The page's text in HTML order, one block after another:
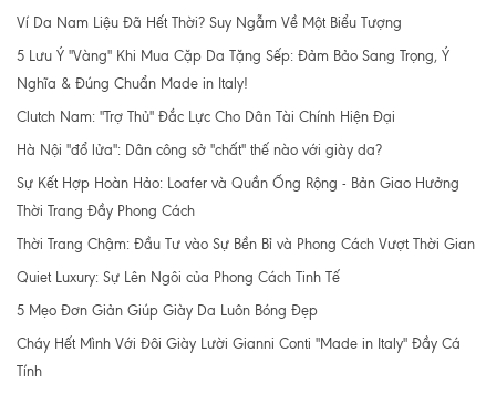
Ví Da Nam Liệu Đã Hết Thời? Suy Ngẫm Về Một Biểu Tượng
5 Lưu Ý "Vàng" Khi Mua Cặp Da Tặng Sếp: Đảm Bảo Sang Trọng, Ý
Nghĩa & Đúng Chuẩn Made in Italy!
Clutch Nam: "Trợ Thủ" Đắc Lực Cho Dân Tài Chính Hiện Đại
Hà Nội "đổ lửa": Dân công sở "chất" thế nào với giày da?
Sự Kết Hợp Hoàn Hảo: Loafer và Quần Ống Rộng - Bản Giao Hưởng
Thời Trang Đầy Phong Cách
Thời Trang Chậm: Đầu Tư vào Sự Bền Bỉ và Phong Cách Vượt Thời Gian
Quiet Luxury: Sự Lên Ngôi của Phong Cách Tinh Tế
5 Mẹo Đơn Giản Giúp Giày Da Luôn Bóng Đẹp
Cháy Hết Mình Với Đôi Giày Lười Gianni Conti "Made in Italy" Đầy Cá
Tính